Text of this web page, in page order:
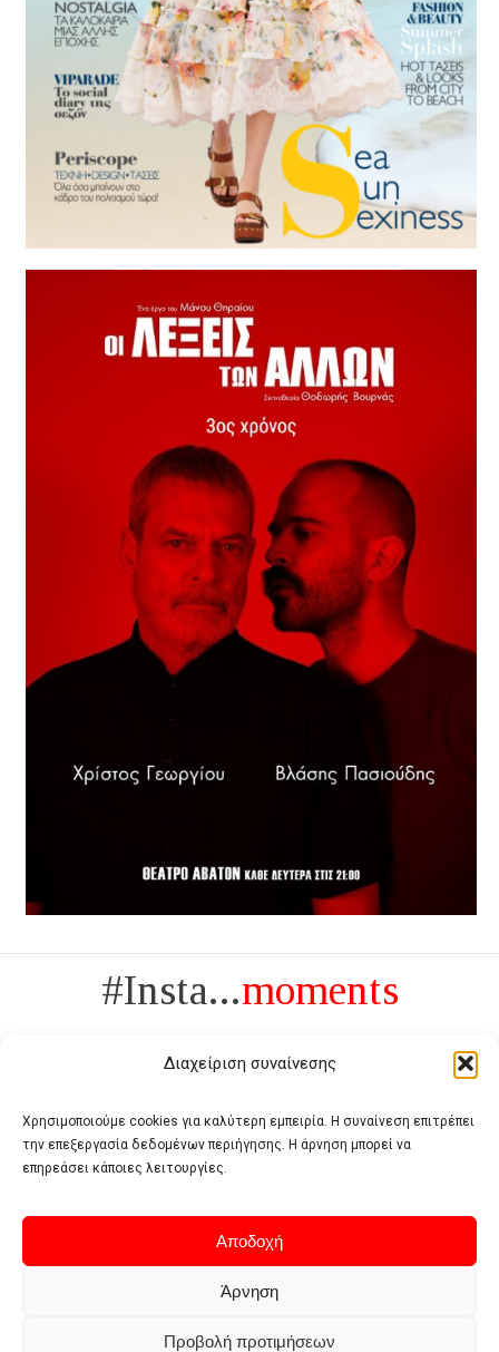
Διαχείριση συναίνεσης
Χρησιμοποιούμε cookies για καλύτερη εμπειρία. Η συναίνεση επιτρέπει
την επεξεργασία δεδομένων περιήγησης. Η άρνηση μπορεί να
επηρεάσει κάποιες λειτουργίες.
Αποδοχή
Άρνηση
Προβολή προτιμήσεων
#Insta...moments
Πολυτέλεια δεν είναι το αντίθετο της ανέχειας, είναι το αντίθετο της
Terms of use Privacy policy Cookie policy